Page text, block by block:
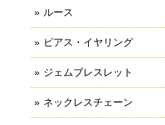
ルース
ピアス・イヤリング
ジェムブレスレット
ネックレスチェーン